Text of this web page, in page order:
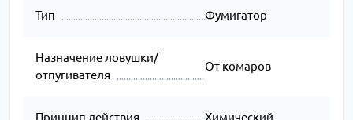
Тип Фумигатор
Назначение ловушки/
отпугивателя
От комаров